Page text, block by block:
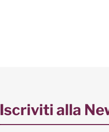
Iscriviti alla